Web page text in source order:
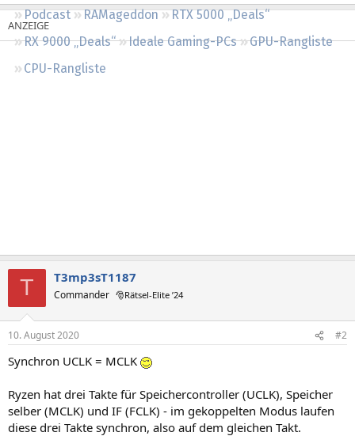
Podcast RAMageddon
RTX 5000 „Deals“
RX 9000 „Deals“
Ideale Gaming-PCs
GPU-Rangliste
CPU-Rangliste
T T3mp3sT1187
Commander 🎅Rätsel-Elite ’24
10. August 2020 #2
Synchron UCLK = MCLK
Ryzen hat drei Takte für Speichercontroller (UCLK), Speicher
selber (MCLK) und IF (FCLK) - im gekoppelten Modus laufen
diese drei Takte synchron, also auf dem gleichen Takt.